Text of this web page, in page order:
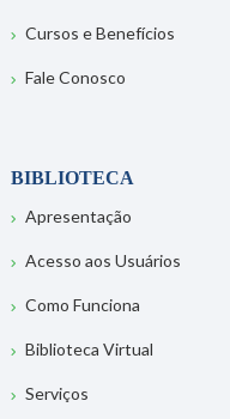
Cursos e Benefícios
Fale Conosco
BIBLIOTECA
Apresentação
Acesso aos Usuários
Como Funciona
Biblioteca Virtual
Serviços